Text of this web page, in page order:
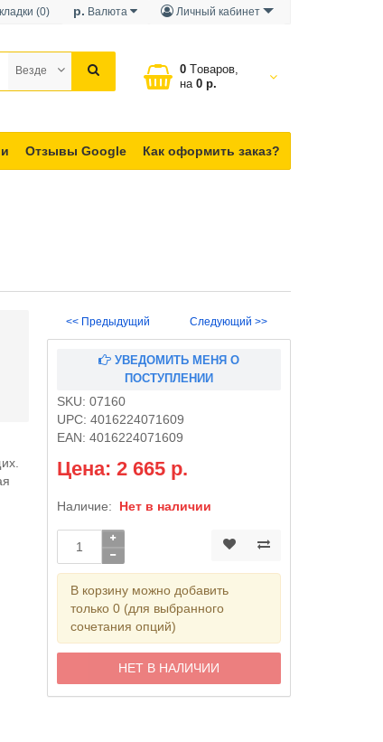
Личный кабинет
р. Валюта
(0)
0 Tоваров,
на
0 р.
Везде
Отзывы Google Как оформить заказ?
<< Предыдущий Следующий >>
УВЕДОМИТЬ МЕНЯ О
ПОСТУПЛЕНИИ
SKU: 07160
UPC: 4016224071609
EAN: 4016224071609
Цена: 2 665 р.
Наличие: Нет в наличии
В корзину можно добавить
только 0 (для выбранного
сочетания опций)
НЕТ В НАЛИЧИИ